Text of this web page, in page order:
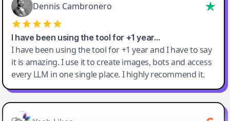
Dennis Cambronero
I have been using the tool for +1 year…
I have been using the tool for +1 year and I have to say
it is amazing. I use it to create images, bots and access
every LLM in one single place. I highly recommend it.